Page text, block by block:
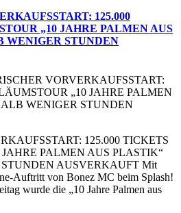
125.000
„10 JAHRE PALMEN AUS
WENIGER STUNDEN
VORVERKAUFSSTART:
„10 JAHRE PALMEN
WENIGER STUNDEN
125.000 TICKETS
PALMEN AUS PLASTIK“
AUSVERKAUFT Mit
Auftritt von Bonez MC beim Splash!
wurde die „10 Jahre Palmen aus